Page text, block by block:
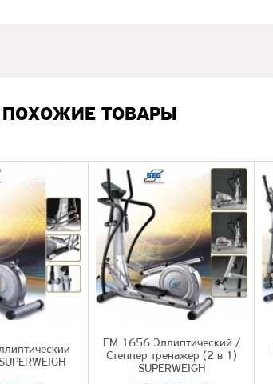
ПОХОЖИЕ ТОВАРЫ
EМ 1656 Эллиптический /
Степпер тренажер (2 в 1)
SUPERWEIGH